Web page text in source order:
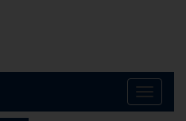
Toggle